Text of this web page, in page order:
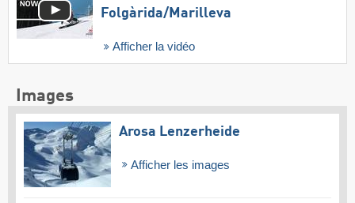
Folgàrida/​Marilleva
Afficher la vidéo
Images
Arosa Lenzerheide
Afficher les images